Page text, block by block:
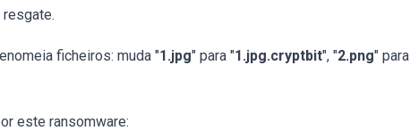
ficheiros: muda "1.jpg" para "1.jpg.cryptbit", "2.png" para
este ransomware: